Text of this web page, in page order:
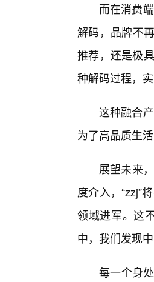
而在消费
解码，品牌不
推荐，还是极
种解码过程，
这种融合
为了高品质生活
展望未来
度介入，“zzj”
领域进军。这
中，我们发现
每一个身